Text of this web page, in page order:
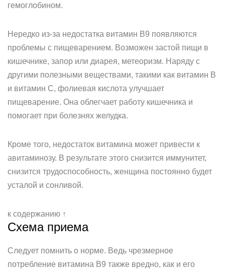
гемоглобином.
Нередко из-за недостатка витамин B9 появляются
проблемы с пищеварением. Возможен застой пищи в
кишечнике, запор или диарея, метеоризм. Наряду с
другими полезными веществами, такими как витамин B
и витамин C, фолиевая кислота улучшает
пищеварение. Она облегчает работу кишечника и
помогает при болезнях желудка.
Кроме того, недостаток витамина может привести к
авитаминозу. В результате этого снизится иммунитет,
снизится трудоспособность, женщина постоянно будет
усталой и сонливой.
к содержанию ↑
Схема приема
Следует помнить о норме. Ведь чрезмерное
потребление витамина B9 также вредно, как и его